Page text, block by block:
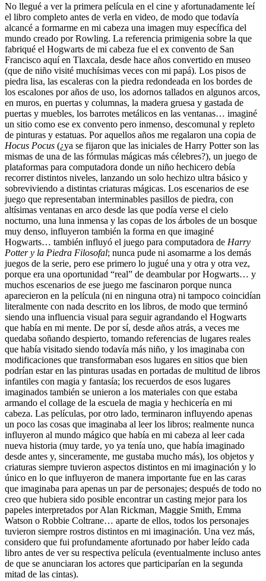
No llegué a ver la primera película en el cine y afortunadamente leí
el libro completo antes de verla en video, de modo que todavía
alcancé a formarme en mi cabeza una imagen muy específica del
mundo creado por Rowling. La referencia primigenia sobre la que
fabriqué el Hogwarts de mi cabeza fue el ex convento de San
Francisco aquí en Tlaxcala, desde hace años convertido en museo
(que de niño visité muchísimas veces con mi papá). Los pisos de
piedra lisa, las escaleras con la piedra redondeada en los bordes de
los escalones por años de uso, los adornos tallados en algunos arcos,
en muros, en puertas y columnas, la madera gruesa y gastada de
puertas y muebles, los barrotes metálicos en las ventanas… imaginé
un sitio como ese ex convento pero inmenso, descomunal y repleto
de pinturas y estatuas. Por aquellos años me regalaron una copia de
Hocus Pocus (¿ya se fijaron que las iniciales de Harry Potter son las
mismas de una de las fórmulas mágicas más célebres?), un juego de
plataformas para computadora donde un niño hechicero debía
recorrer distintos niveles, lanzando un solo hechizo ultra básico y
sobreviviendo a distintas criaturas mágicas. Los escenarios de ese
juego que representaban interminables pasillos de piedra, con
altísimas ventanas en arco desde las que podía verse el cielo
nocturno, una luna inmensa y las copas de los árboles de un bosque
muy denso, influyeron también la forma en que imaginé
Hogwarts… también influyó el juego para computadora de Harry
Potter y la Piedra Filosofal; nunca pude ni asomarme a los demás
juegos de la serie, pero ese primero lo jugué una y otra y otra vez,
porque era una oportunidad “real” de deambular por Hogwarts… y
muchos escenarios de ese juego me fascinaron porque nunca
aparecieron en la película (ni en ninguna otra) ni tampoco coincidían
literalmente con nada descrito en los libros, de modo que terminó
siendo una influencia visual para seguir agrandando el Hogwarts
que había en mi mente. De por sí, desde años atrás, a veces me
quedaba soñando despierto, tomando referencias de lugares reales
que había visitado siendo todavía más niño, y los imaginaba con
modificaciones que transformaban esos lugares en sitios que bien
podrían estar en las pinturas usadas en portadas de multitud de libros
infantiles con magia y fantasía; los recuerdos de esos lugares
imaginados también se unieron a los materiales con que estaba
armando el collage de la escuela de magia y hechicería en mi
cabeza. Las películas, por otro lado, terminaron influyendo apenas
un poco las cosas que imaginaba al leer los libros; realmente nunca
influyeron al mundo mágico que había en mi cabeza al leer cada
nueva historia (muy tarde, yo ya tenía uno, que había imaginado
desde antes y, sinceramente, me gustaba mucho más), los objetos y
criaturas siempre tuvieron aspectos distintos en mi imaginación y lo
único en lo que influyeron de manera importante fue en las caras
que imaginaba para apenas un par de personajes; después de todo no
creo que hubiera sido posible encontrar un casting mejor para los
papeles interpretados por Alan Rickman, Maggie Smith, Emma
Watson o Robbie Coltrane… aparte de ellos, todos los personajes
tuvieron siempre rostros distintos en mi imaginación. Una vez más,
considero que fui profundamente afortunado por haber leído cada
libro antes de ver su respectiva película (eventualmente incluso antes
de que se anunciaran los actores que participarían en la segunda
mitad de las cintas).